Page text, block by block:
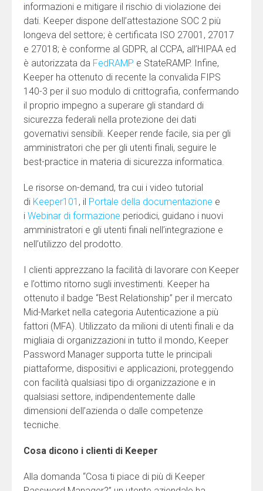
informazioni e mitigare il rischio di violazione dei
dati. Keeper dispone dell’attestazione SOC 2 più
longeva del settore; è certificata ISO 27001, 27017
e 27018; è conforme al GDPR, al CCPA, all’HIPAA ed
è autorizzata da FedRAMP e StateRAMP. Infine,
Keeper ha ottenuto di recente la convalida FIPS
140-3 per il suo modulo di crittografia, confermando
il proprio impegno a superare gli standard di
sicurezza federali nella protezione dei dati
governativi sensibili. Keeper rende facile, sia per gli
amministratori che per gli utenti finali, seguire le
best-practice in materia di sicurezza informatica.
Le risorse on-demand, tra cui i video tutorial
di Keeper101 , il Portale della documentazione e
i Webinar di formazione periodici, guidano i nuovi
amministratori e gli utenti finali nell’integrazione e
nell’utilizzo del prodotto.
I clienti apprezzano la facilità di lavorare con Keeper
e l’ottimo ritorno sugli investimenti. Keeper ha
ottenuto il badge “Best Relationship” per il mercato
Mid-Market nella categoria Autenticazione a più
fattori (MFA). Utilizzato da milioni di utenti finali e da
migliaia di organizzazioni in tutto il mondo, Keeper
Password Manager supporta tutte le principali
piattaforme, dispositivi e applicazioni, proteggendo
con facilità qualsiasi tipo di organizzazione e in
qualsiasi settore, indipendentemente dalle
dimensioni dell’azienda o dalle competenze
tecniche.
Cosa dicono i clienti di Keeper
Alla domanda “Cosa ti piace di più di Keeper